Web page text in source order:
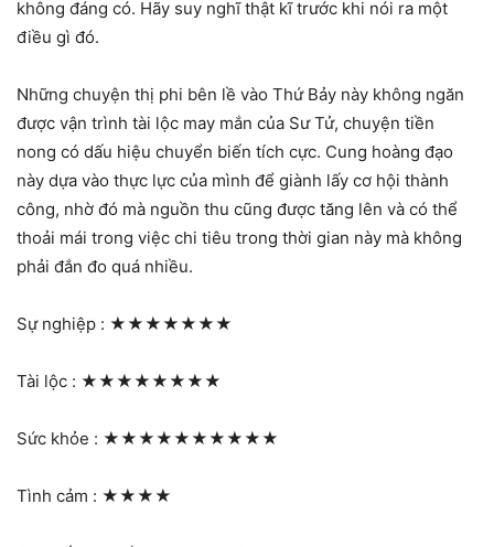
không đáng có. Hãy suy nghĩ thật kĩ trước khi nói ra một
điều gì đó.
Những chuyện thị phi bên lề vào Thứ Bảy này không ngăn
được vận trình tài lộc may mắn của Sư Tử, chuyện tiền
nong có dấu hiệu chuyển biến tích cực. Cung hoàng đạo
này dựa vào thực lực của mình để giành lấy cơ hội thành
công, nhờ đó mà nguồn thu cũng được tăng lên và có thể
thoải mái trong việc chi tiêu trong thời gian này mà không
phải đắn đo quá nhiều.
Sự nghiệp : ★★★★★★★
Tài lộc : ★★★★★★★★
Sức khỏe : ★★★★★★★★★★
Tình cảm : ★★★★